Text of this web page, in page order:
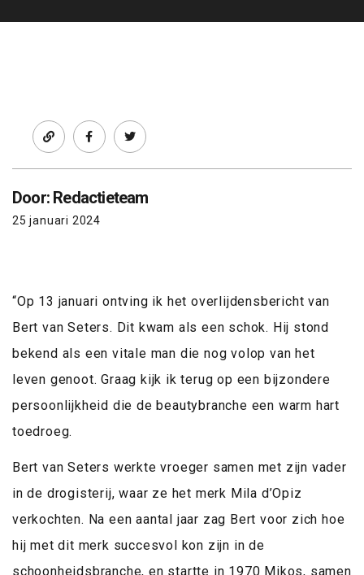
Facebooktwitter
Door: Redactieteam
25 januari 2024
“Op 13 januari ontving ik het overlijdensbericht van
Bert van Seters. Dit kwam als een schok. Hij stond
bekend als een vitale man die nog volop van het
leven genoot. Graag kijk ik terug op een bijzondere
persoonlijkheid die de beautybranche een warm hart
toedroeg.
Bert van Seters werkte vroeger samen met zijn vader
in de drogisterij, waar ze het merk Mila d’Opiz
verkochten. Na een aantal jaar zag Bert voor zich hoe
hij met dit merk succesvol kon zijn in de
schoonheidsbranche, en startte in 1970 Mikos, samen